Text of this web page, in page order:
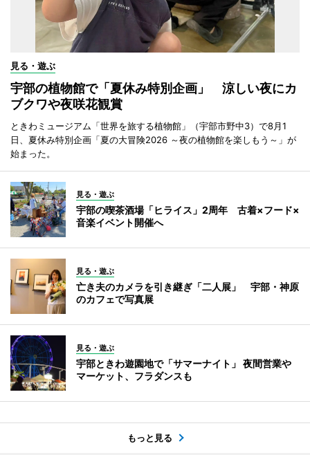
見る・遊ぶ
宇部の植物館で「夏休み特別企画」 涼しい夜にカ
ブクワや夜咲花観賞
ときわミュージアム「世界を旅する植物館」（宇部市野中3）で8月1
日、夏休み特別企画「夏の大冒険2026 ～夜の植物館を楽しもう～」が
始まった。
見る・遊ぶ
宇部の喫茶酒場「ヒライス」2周年 古着×フード×
音楽イベント開催へ
見る・遊ぶ
亡き夫のカメラを引き継ぎ「二人展」 宇部・神原
のカフェで写真展
見る・遊ぶ
宇部ときわ遊園地で「サマーナイト」 夜間営業や
マーケット、フラダンスも
もっと見る